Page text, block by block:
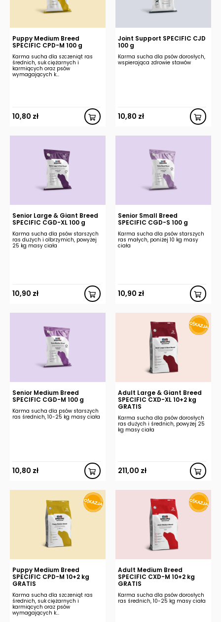
Puppy Medium Breed
SPECIFIC CPD-M 100 g
Karma sucha dla szczeniąt ras
średnich, suk ciężarnych i
karmiących oraz psów
wymagających k...
10,80 zł
Joint Support SPECIFIC CJD
100 g
Karma sucha dla psów dorosłych,
wspierająca zdrowie stawów
10,80 zł
Senior Large & Giant Breed
SPECIFIC CGD-XL 100 g
Karma sucha dla psów starszych
ras dużych i olbrzymich, powyżej
25 kg masy ciała
10,90 zł
Senior Small Breed
SPECIFIC CGD-S 100 g
Karma sucha dla psów starszych
ras małych, poniżej 10 kg masy
ciała
10,90 zł
Senior Medium Breed
SPECIFIC CGD-M 100 g
Karma sucha dla psów starszych
ras średnich, 10-25 kg masy ciała
10,80 zł
Adult Large & Giant Breed
SPECIFIC CXD-XL 10+2 kg
GRATIS
Karma sucha dla psów dorosłych
ras dużych i średnich, powyżej 25
kg masy ciała
211,00 zł
Puppy Medium Breed
SPECIFIC CPD-M 10+2 kg
GRATIS
Karma sucha dla szczeniąt ras
średnich, suk ciężarnych i
karmiących oraz psów
wymagających k...
Adult Medium Breed
SPECIFIC CXD-M 10+2 kg
GRATIS
Karma sucha dla psów dorosłych
ras średnich, 10-25 kg masy ciała